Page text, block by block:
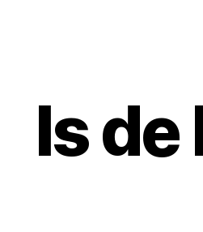
Is de